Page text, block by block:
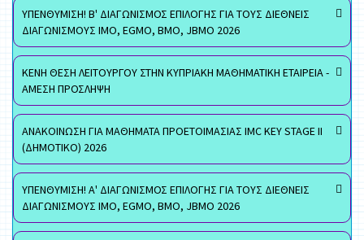
ΥΠΕΝΘΥΜΙΣΗ! Β' ΔΙΑΓΩΝΙΣΜΟΣ ΕΠΙΛΟΓΗΣ ΓΙΑ ΤΟΥΣ ΔΙΕΘΝΕΙΣ
ΔΙΑΓΩΝΙΣΜΟΥΣ ΙΜΟ, EGMO, ΒΜΟ, JBMO 2026
ΚΕΝΗ ΘΕΣΗ ΛΕΙΤΟΥΡΓΟΥ ΣΤΗΝ ΚΥΠΡΙΑΚΗ ΜΑΘΗΜΑΤΙΚΗ ΕΤΑΙΡΕΙΑ -
ΑΜΕΣΗ ΠΡΟΣΛΗΨΗ
ΑΝΑΚΟΙΝΩΣΗ ΓΙΑ ΜΑΘΗΜΑΤΑ ΠΡΟΕΤΟΙΜΑΣΙΑΣ IMC KEY STAGE II
(ΔΗΜΟΤΙΚΟ) 2026
ΥΠΕΝΘΥΜΙΣΗ! Α' ΔΙΑΓΩΝΙΣΜΟΣ ΕΠΙΛΟΓΗΣ ΓΙΑ ΤΟΥΣ ΔΙΕΘΝΕΙΣ
ΔΙΑΓΩΝΙΣΜΟΥΣ ΙΜΟ, EGMO, ΒΜΟ, JBMO 2026